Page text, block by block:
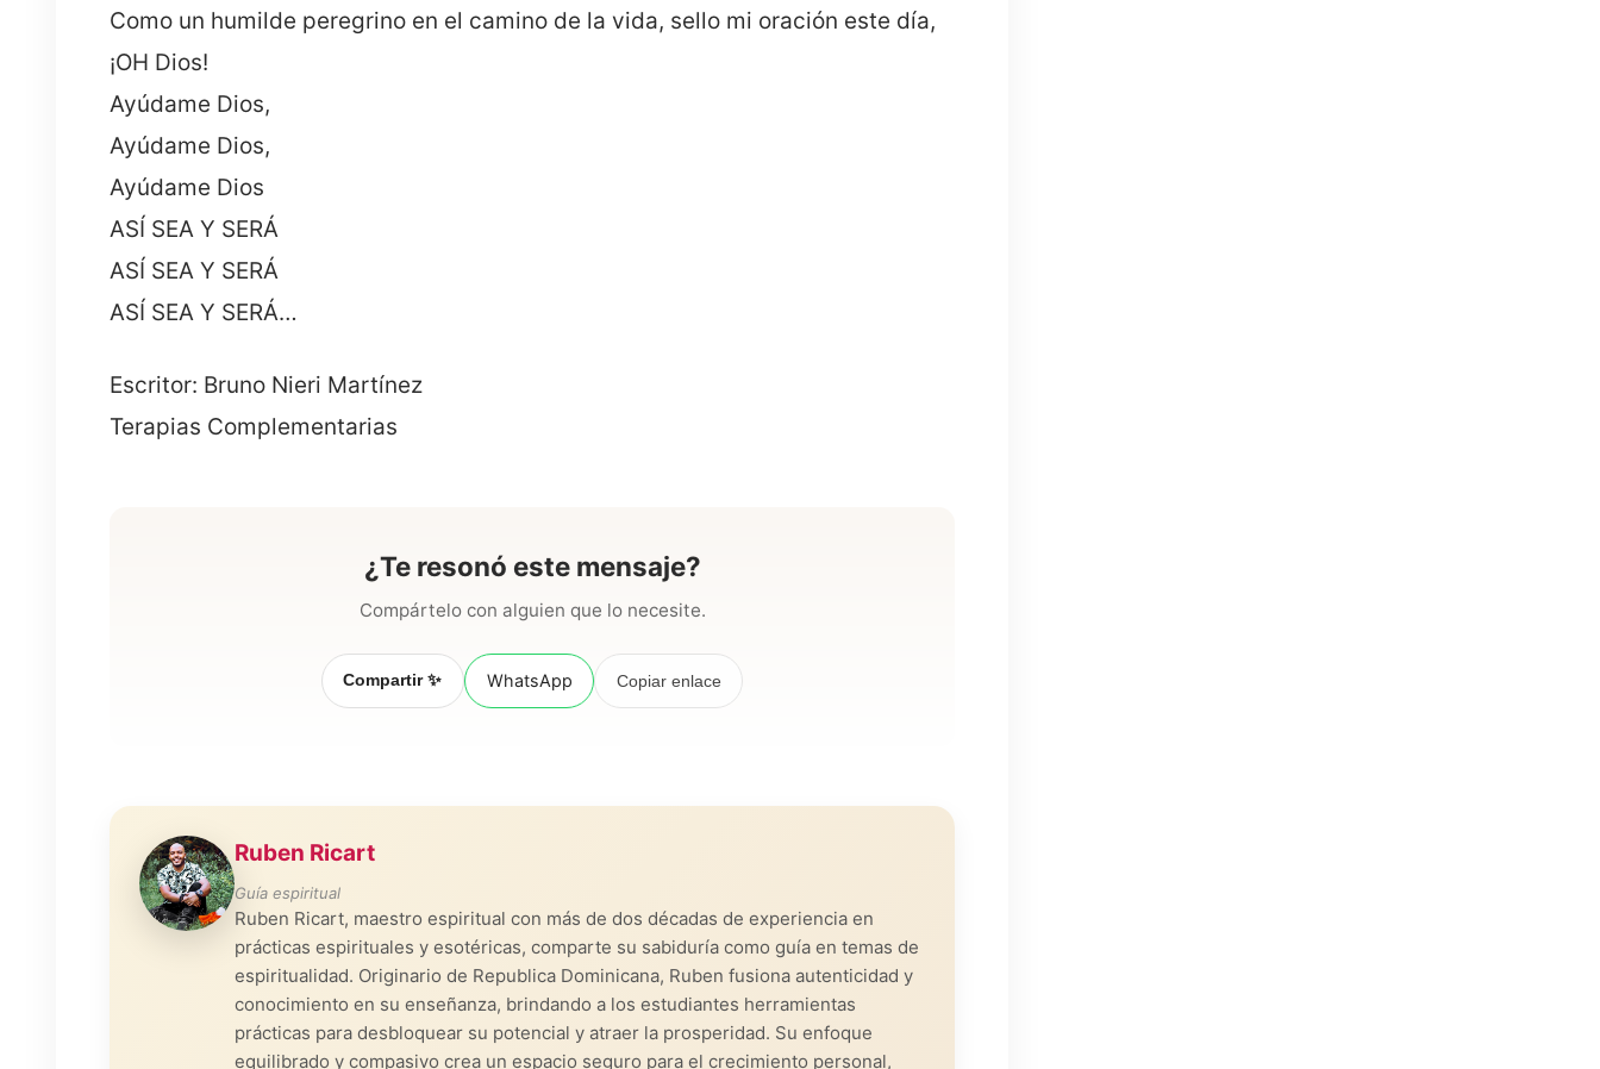
Como un humilde peregrino en el camino de la vida, sello mi oración este día,
¡OH Dios!
Ayúdame Dios,
Ayúdame Dios,
Ayúdame Dios
ASÍ SEA Y SERÁ
ASÍ SEA Y SERÁ
ASÍ SEA Y SERÁ…
Escritor: Bruno Nieri Martínez
Terapias Complementarias
¿Te resonó este mensaje?
Compártelo con alguien que lo necesite.
Compartir ✨ WhatsApp Copiar enlace
Ruben Ricart
Guía espiritual
Ruben Ricart, maestro espiritual con más de dos décadas de experiencia en
prácticas espirituales y esotéricas, comparte su sabiduría como guía en temas de
espiritualidad. Originario de Republica Dominicana, Ruben fusiona autenticidad y
conocimiento en su enseñanza, brindando a los estudiantes herramientas
prácticas para desbloquear su potencial y atraer la prosperidad. Su enfoque
equilibrado y compasivo crea un espacio seguro para el crecimiento personal,